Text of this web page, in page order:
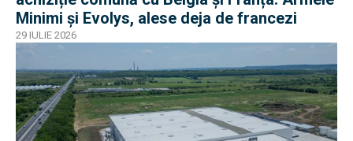
Minimi și Evolys, alese deja de francezi
29 IULIE 2026